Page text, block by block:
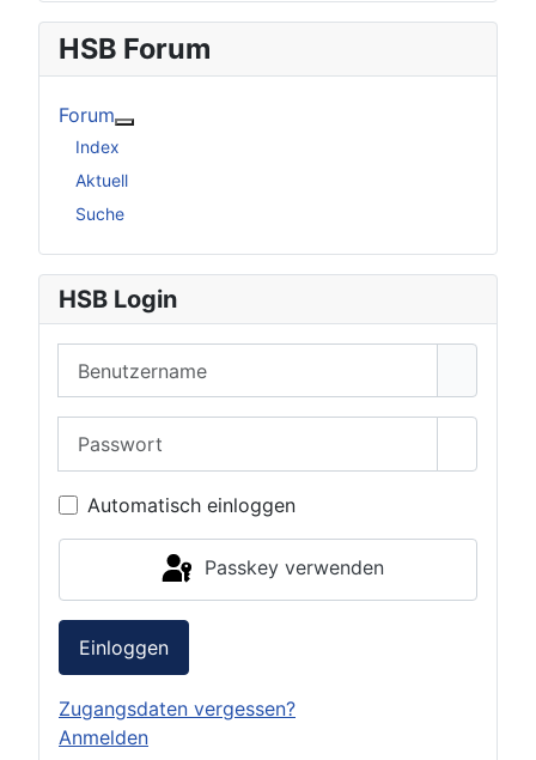
HSB Forum
Forum
Index
Aktuell
Suche
HSB Login
Automatisch einloggen
Passkey verwenden
Einloggen
Zugangsdaten vergessen?
Anmelden